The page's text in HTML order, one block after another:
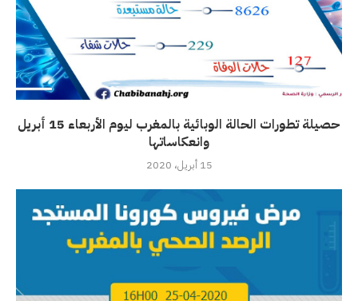
حصيلة تطورات الحالة الوبائية بالمغرب ليوم الأربعاء 15 أبريل
وانعكاساتها
15 أبريل، 2020